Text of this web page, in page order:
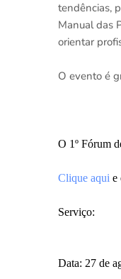
tendências,
Manual das
orientar
O evento é
O 1º Fórum
Clique aqui e
Serviço:
Data: 27 de